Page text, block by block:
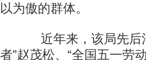
以为傲的群体。
近年来，该局先后
者”赵茂松、“全国五一劳